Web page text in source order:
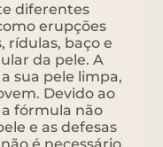
diferentes
erupções
rídulas, baço e
da pele. A
sua pele limpa,
Devido ao
fórmula não
e as defesas